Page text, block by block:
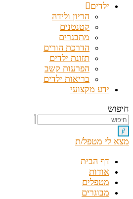
ילדים
הריון ולידה
קטנטנים
מתבגרים
הדרכת הורים
תזונת ילדים
הפרעות קשב
בריאות ילדים
ידע מקצועי
חיפוש
מצא לי מטפל/ת
דף הבית
אודות
מטפלים
מבוגרים